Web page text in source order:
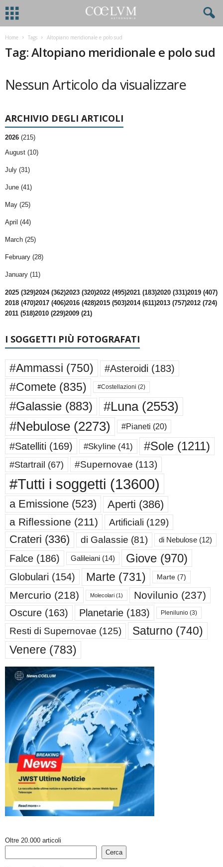
Home Tags Altopiano meridionale e polo sud
Tag: Altopiano meridionale e polo sud
Nessun Articolo da visualizzare
ARCHIVIO DEGLI ARTICOLI
2026 (215)
August (10)
July (31)
June (41)
May (25)
April (44)
March (25)
February (28)
January (11)
2025 (329)2024 (362)2023 (320)2022 (495)2021 (183)2020 (331)2019 (407)
2018 (470)2017 (406)2016 (428)2015 (503)2014 (611)2013 (757)2012 (724)
2011 (518)2010 (229)2009 (21)
I SOGGETTI PIÙ FOTOGRAFATI
#Ammassi (750) #Asteroidi (183)
#Comete (835) #Costellazioni (2)
#Galassie (883) #Luna(2553)
#Nebulose (2273) #Pianeti (20)
#Satelliti (169) #Skyline (41) #Sole (1211)
#Startrail (67) #Supernovae (113)
#Tutti i soggetti (13600)
a Emissione (523) Aperti (386)
a Riflessione (211) Artificiali (129)
Crateri (336) di Galassie (81) di Nebulose (12)
Falce (186) Galileiani (14) Giove (970)
Globulari (154) Marte (731) Marte (7)
Mercurio (218) Molecolari (1) Novilunio (237)
Oscure (163) Planetarie (183) Plenilunio (3)
Resti di Supernovae (125) Saturno (740)
Venere (783)
Oltre 20.000 articoli
Cerca